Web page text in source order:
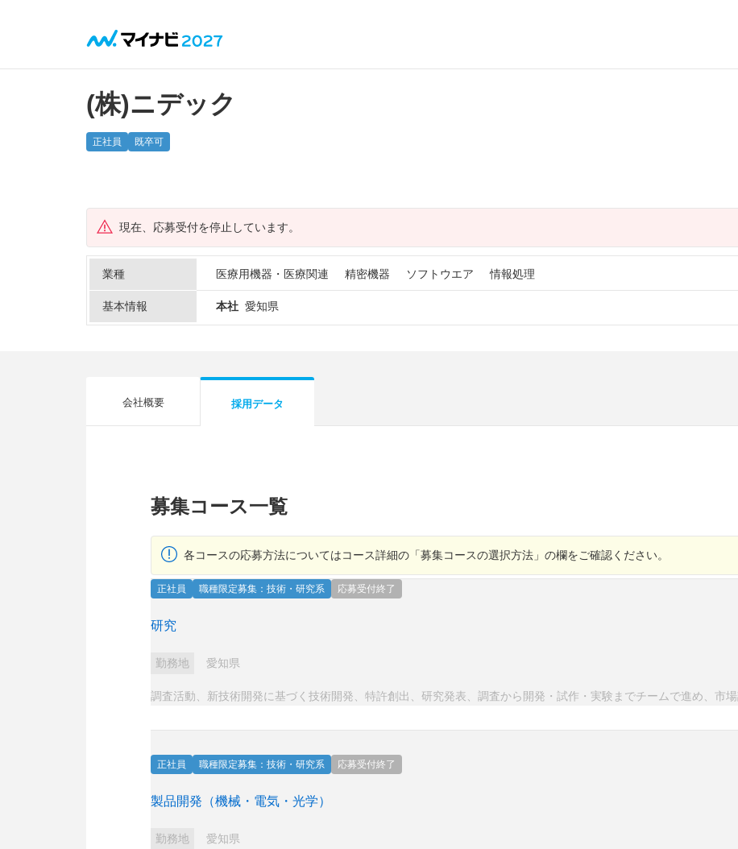
(株)ニデック
正社員 既卒可
現在、応募受付を停止しています。
業種 医療用機器・医療関連 精密機器 ソフトウエア 情報処理
基本情報 本社 愛知県
会社概要 採用データ
募集コース一覧
各コースの応募方法についてはコース詳細の「募集コースの選択方法」の欄をご確認ください。
正社員 職種限定募集：技術・研究系 応募受付終了
研究
勤務地 愛知県
調査活動、新技術開発に基づく技術開発、特許創出、研究発表、調査から開発・試作・実験までチームで進め、市場
正社員 職種限定募集：技術・研究系 応募受付終了
製品開発（機械・電気・光学）
勤務地 愛知県